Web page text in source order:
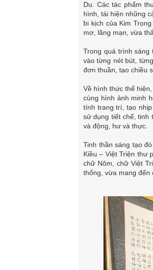
Du. Các tác phẩm
hình, tái hiện những
bi kịch của Kim
mơ, lãng mạn, vừa
Trong quá trình sáng
vào từng nét bút,
đơn thuần, tạo chiều
Về hình thức thể
cùng hình ảnh minh
tính trang trí, tạo
sử dụng tiết chế, tinh
và động, hư và thực.
Tinh thần sáng tạo
Kiều – Việt Triện thư
chữ Nôm, chữ Việt
thống, vừa mang đến